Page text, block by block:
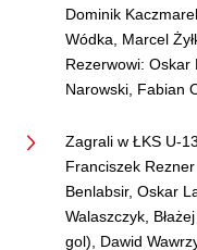
Dominik
Wódka, Marcel
Rezerwowi: Oskar
Narowski, Fabian
Zagrali w ŁKS U-
Franciszek
Benlabsir, Oskar
Walaszczyk,
gol), Dawid